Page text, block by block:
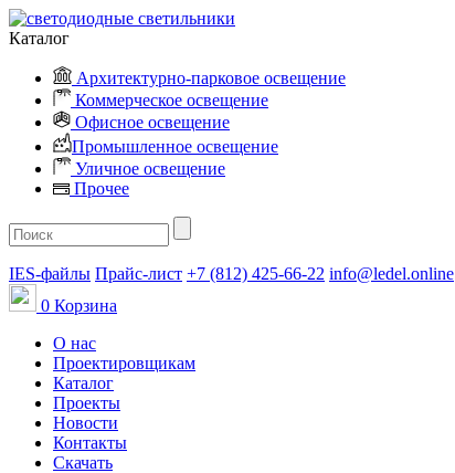
Каталог
Архитектурно-парковое освещение
Коммерческое освещение
Офисное освещение
Промышленное освещение
Уличное освещение
Прочее
IES-файлы Прайс-лист +7 (812) 425-66-22 info@ledel.online
0 Корзина
О нас
Проектировщикам
Каталог
Проекты
Новости
Контакты
Скачать